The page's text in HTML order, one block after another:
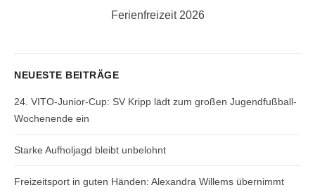
Previous
Ferienfreizeit 2026
NEUESTE BEITRÄGE
24. VITO-Junior-Cup: SV Kripp lädt zum großen Jugendfußball-
Wochenende ein
Starke Aufholjagd bleibt unbelohnt
Freizeitsport in guten Händen: Alexandra Willems übernimmt